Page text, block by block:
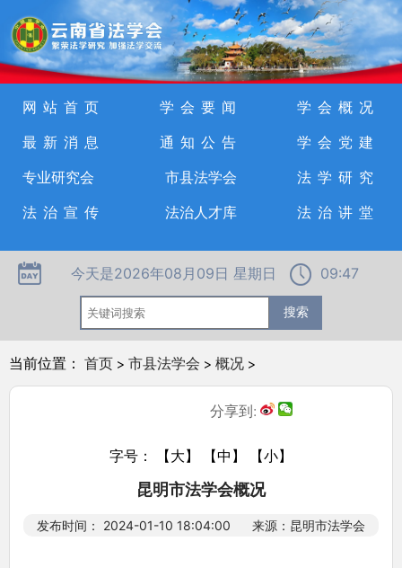
网站首页 学会要闻 学会概况
最新消息 通知公告 学会党建
专业研究会 市县法学会 法学研究
法治宣传 法治人才库 法治讲堂
今天是2026年08月09日 星期日 09:47
当前位置： 首页 > 市县法学会 > 概况 >
分享到:
字号： 【大】 【中】 【小】
昆明市法学会概况
发布时间： 2024-01-10 18:04:00 来源：昆明市法学会